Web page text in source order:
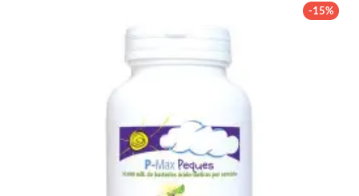
es sich um einen nützlichen Mikroorganismus handelt, der
Kategorie befassen wir uns mit den verschiedenen Aspekten von
B. infantis, von seinen Eigenschaften und Funktionen bis hin zu
seinen möglichen therapeutischen Anwendungen. Ziel dieses
umfassenden Leitfadens ist es, die Leser über die Bedeutung von
Gesundheit und das Wohlbefinden verbessern kann.
Übersicht über Bifidobacterium
-15%